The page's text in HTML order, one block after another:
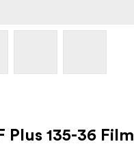
Plus 135-36 Film